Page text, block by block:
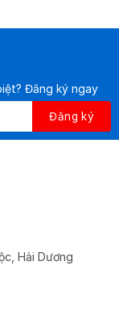
Đăng ký ngay
Hải Dương